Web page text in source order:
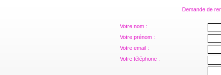
Demande de
Votre nom :
Votre prénom :
Votre email :
Votre téléphone :